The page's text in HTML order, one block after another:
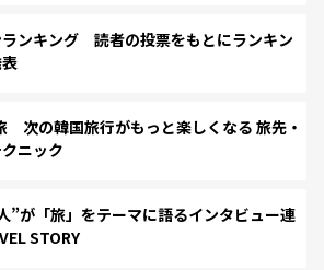
ンキング 読者の投票をもとにランキン
次の韓国旅行がもっと楽しくなる 旅先・
ニック
”が「旅」をテーマに語るインタビュー連
STORY